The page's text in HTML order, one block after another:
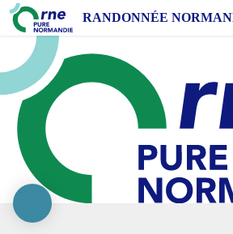
RANDONNÉE
La Couscousserie